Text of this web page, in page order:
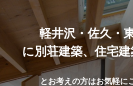
軽井沢・佐久・
に別荘建築、住宅
とお考えの方はお気軽に